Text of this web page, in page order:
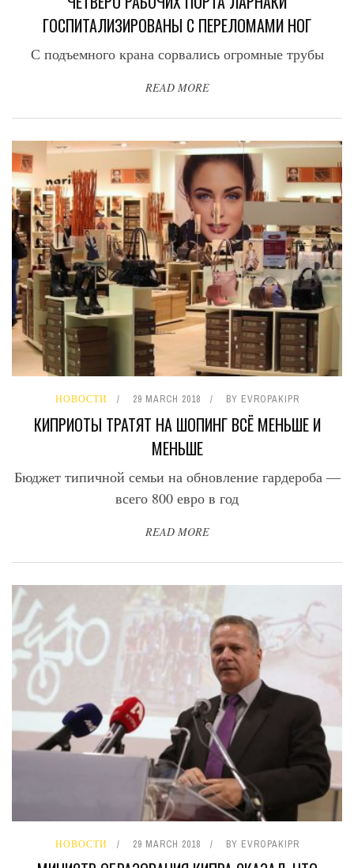
ГОСПИТАЛИЗИРОВАНЫ С ПЕРЕЛОМАМИ НОГ
С подъемного крана сорвались огромные трубы
READ MORE
НОВОСТИ 29 MARCH 2018 BY EVROPAKIPR
КИПРИОТЫ ТРАТЯТ НА ШОПИНГ ВСЁ МЕНЬШЕ И
МЕНЬШЕ
Бюджет типичной семьи на обновление гардероба —
всего 800 евро в год
READ MORE
НОВОСТИ 29 MARCH 2018 BY EVROPAKIPR